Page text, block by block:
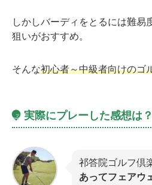
しかしバーディをとるには難易
狙いがおすすめ。
そんな初心者～中級者向けのゴ
実際にプレーした感想は？
祁答院ゴルフ倶
あってフェアウ